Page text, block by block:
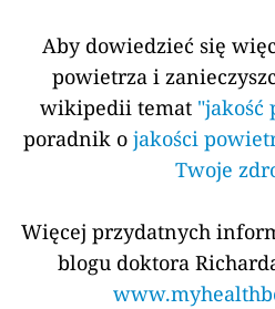
Aby dowiedzieć się
powietrza i
wikipedii temat "jakość
poradnik o jakości
Twoje
Więcej przydatnych
blogu doktora